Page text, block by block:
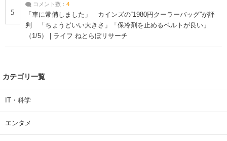
5
コメント数： 4
「車に常備しました」 カインズの“1980円クーラーバッグ”が評
判 「ちょうどいい大きさ」「保冷剤を止めるベルトが良い」
（1/5） | ライフ ねとらぼリサーチ
カテゴリ一覧
IT・科学
エンタメ